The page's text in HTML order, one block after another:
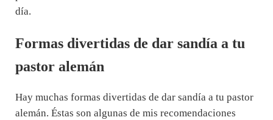
día.
Formas divertidas de dar sandía a tu
pastor alemán
Hay muchas formas divertidas de dar sandía a tu pastor
alemán. Éstas son algunas de mis recomendaciones